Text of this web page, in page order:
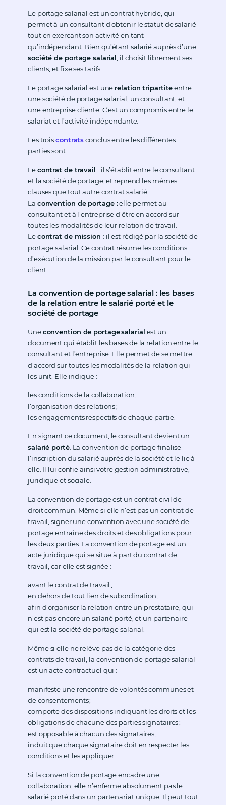
Le portage salarial est un contrat hybride, qui
permet à un consultant d’obtenir le statut de salarié
tout en exerçant son activité en tant
qu’indépendant. Bien qu’étant salarié auprès d’une
société de portage salarial , il choisit librement ses
clients, et fixe ses tarifs.
Le portage salarial est une relation tripartiteentre
une société de portage salarial, un consultant, et
une entreprise cliente. C’est un compromis entre le
salariat et l’activité indépendante.
Les troiscontratsconclus entre les différentes
parties sont :
Lecontrat de travail : il s’établit entre le consultant
et la société de portage, et reprend les mêmes
clauses que tout autre contrat salarié.
La convention de portage :elle permet au
consultant et à l’entreprise d’être en accord sur
toutes les modalités de leur relation de travail.
Lecontrat de mission : il est rédigé par la société de
portage salarial. Ce contrat résume les conditions
d’exécution de la mission par le consultant pour le
client.
La convention de portage salarial : les bases
de la relation entre le salarié porté et le
société de portage
Uneconvention de portagesalarial est un
document qui établit les bases de la relation entre le
consultant et l’entreprise. Elle permet de se mettre
d’accord sur toutes les modalités de la relation qui
les unit. Elle indique :
les conditions de la collaboration ;
l’organisation des relations ;
les engagements respectifs de chaque partie.
En signant ce document, le consultant devient un
salarié porté. La convention de portage finalise
l’inscription du salarié auprès de la société et le lie à
elle. Il lui confie ainsi votre gestion administrative,
juridique et sociale.
La convention de portage est un contrat civil de
droit commun. Même si elle n’est pas un contrat de
travail, signer une convention avec une société de
portage entraîne des droits et des obligations pour
les deux parties. La convention de portage est un
acte juridique qui se situe à part du contrat de
travail, car elle est signée :
avant le contrat de travail ;
en dehors de tout lien de subordination ;
afin d’organiser la relation entre un prestataire, qui
n’est pas encore un salarié porté, et un partenaire
qui est la société de portage salarial.
Même si elle ne relève pas de la catégorie des
contrats de travail, la convention de portage salarial
est un acte contractuel qui :
manifeste une rencontre de volontés communes et
de consentements ;
comporte des dispositions indiquant les droits et les
obligations de chacune des parties signataires ;
est opposable à chacun des signataires ;
induit que chaque signataire doit en respecter les
conditions et les appliquer.
Si la convention de portage encadre une
collaboration, elle n’enferme absolument pas le
salarié porté dans un partenariat unique. Il peut tout